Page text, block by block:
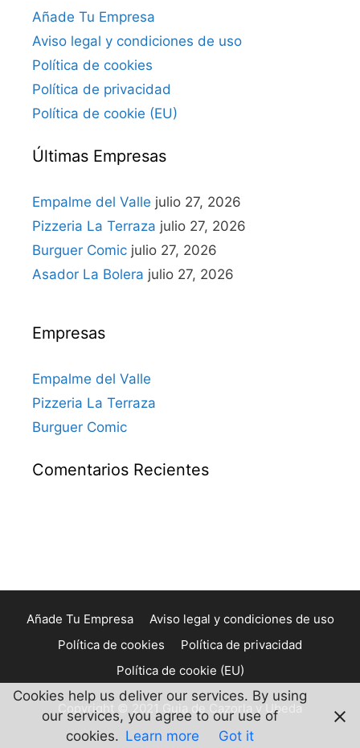
Añade Tu Empresa
Aviso legal y condiciones de uso
Política de cookies
Política de privacidad
Política de cookie (EU)
Últimas Empresas
Empalme del Valle julio 27, 2026
Pizzeria La Terraza julio 27, 2026
Burguer Comic julio 27, 2026
Asador La Bolera julio 27, 2026
Empresas
Empalme del Valle
Pizzeria La Terraza
Burguer Comic
Comentarios Recientes
Añade Tu Empresa
Aviso legal y condiciones de uso
Política de cookies
Política de privacidad
Política de cookie (EU)
Copyright © 2021 Guia de Cazorla y Ubeda
Cookies help us deliver our services. By using
our services, you agree to our use of
cookies. Learn more Got it